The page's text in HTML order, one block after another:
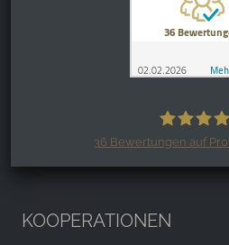
36 Bewertungen auf
KOOPERATIONEN